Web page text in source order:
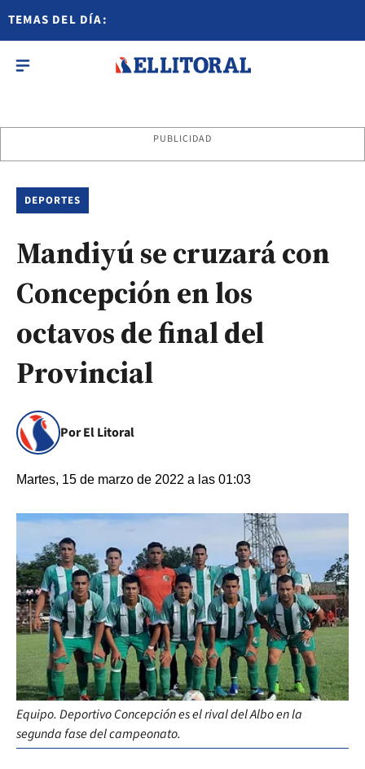
TEMAS DEL DÍA:
PUBLICIDAD
DEPORTES
Mandiyú se cruzará con
Concepción en los
octavos de final del
Provincial
Por El Litoral
Martes, 15 de marzo de 2022 a las 01:03
Equipo. Deportivo Concepción es el rival del Albo en la
segunda fase del campeonato.